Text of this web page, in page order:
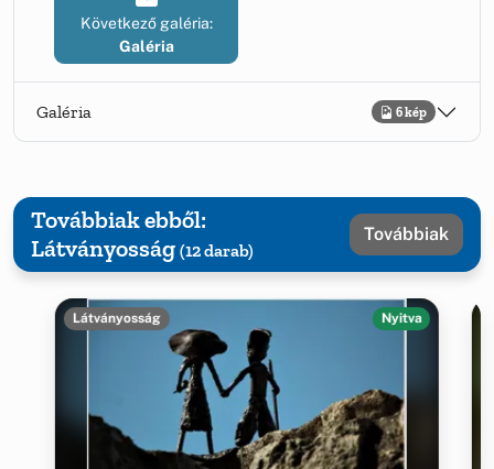
Következő galéria:
Galéria
Galéria 6 kép
Továbbiak ebből:
Látványosság (12 darab)
Továbbiak
Látványosság Nyitva